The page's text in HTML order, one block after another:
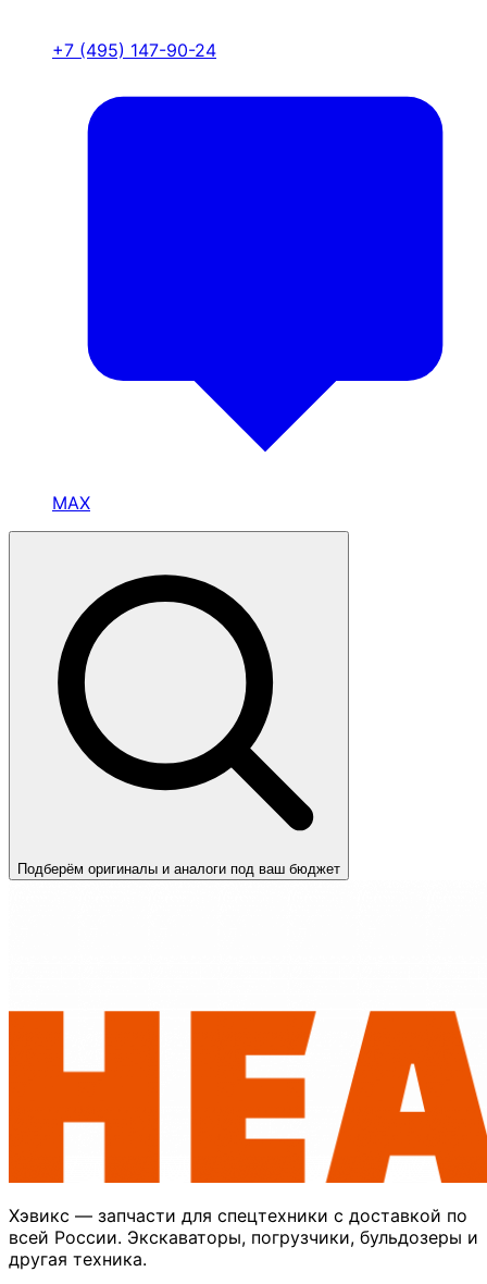
+7 (495) 147-90-24
MAX
Подберём оригиналы и аналоги под ваш бюджет
Хэвикс — запчасти для спецтехники с доставкой по
всей России. Экскаваторы, погрузчики, бульдозеры и
другая техника.